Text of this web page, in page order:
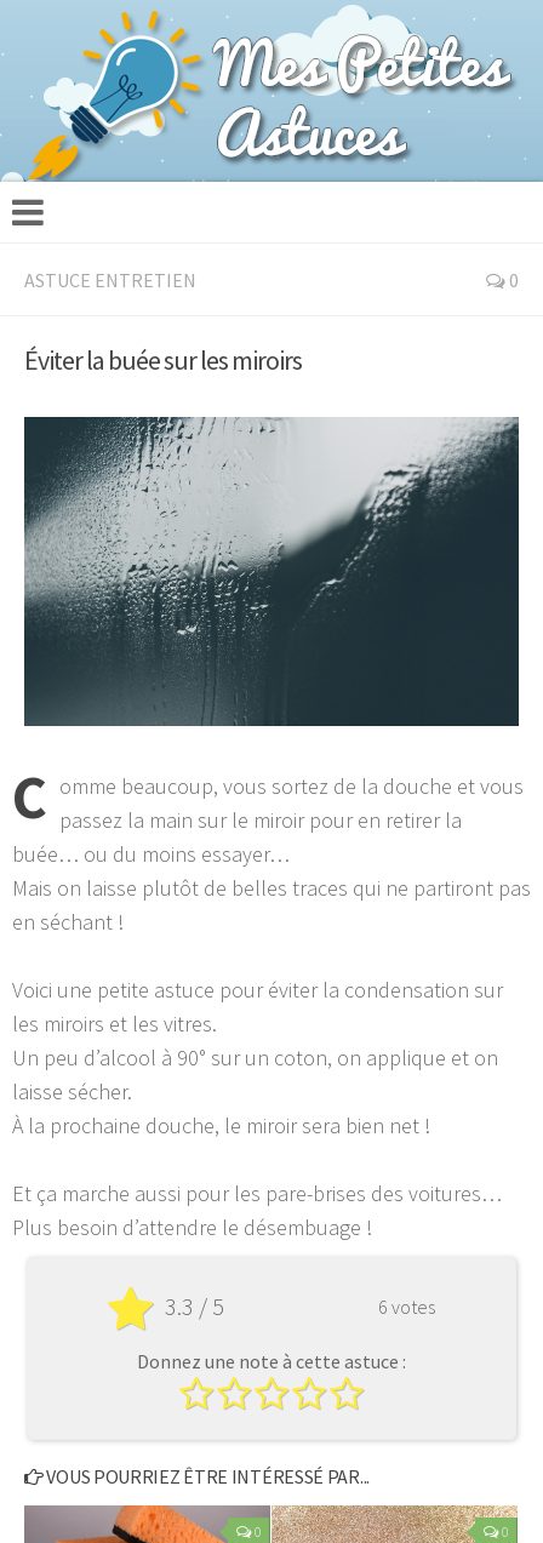
ASTUCE ENTRETIEN 0
Éviter la buée sur les miroirs
C omme beaucoup, vous sortez de la douche et vous
passez la main sur le miroir pour en retirer la
buée… ou du moins essayer…
Mais on laisse plutôt de belles traces qui ne partiront pas
en séchant !
Voici une petite astuce pour éviter la condensation sur
les miroirs et les vitres.
Un peu d’alcool à 90° sur un coton, on applique et on
laisse sécher.
À la prochaine douche, le miroir sera bien net !
Et ça marche aussi pour les pare-brises des voitures…
Plus besoin d’attendre le désembuage !
3.3 / 5 6 votes
Donnez une note à cette astuce :
VOUS POURRIEZ ÊTRE INTÉRESSÉ PAR...
0 0